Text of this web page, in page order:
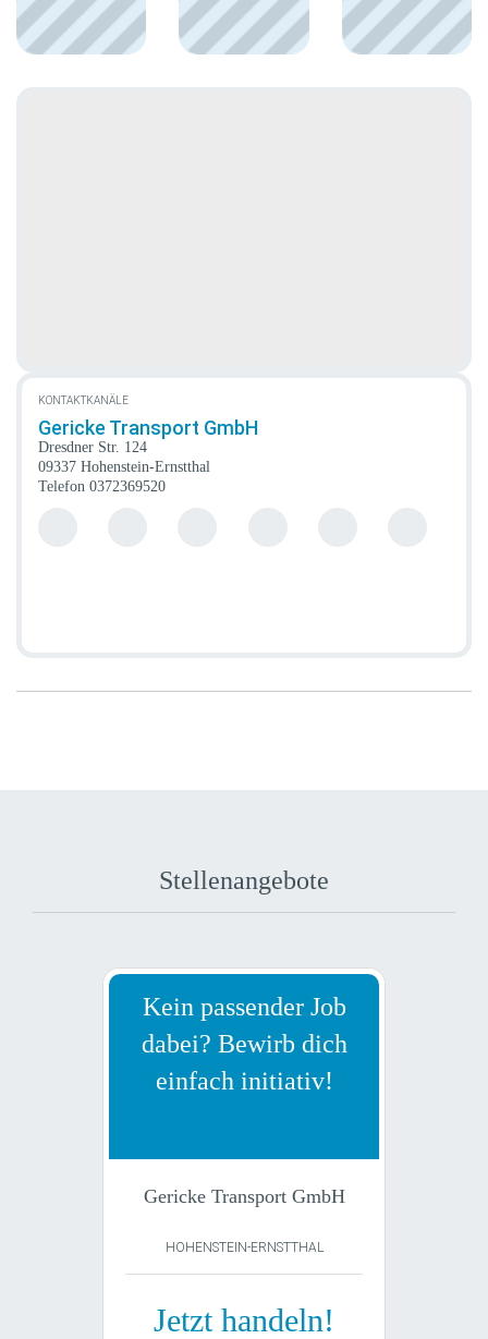
KONTAKTKANÄLE
Gericke Transport GmbH
Dresdner Str. 124
09337 Hohenstein-Ernstthal
Telefon 0372369520
Stellenangebote
Kein passender Job
dabei? Bewirb dich
einfach initiativ!
Gericke Transport GmbH
HOHENSTEIN-ERNSTTHAL
Jetzt handeln!